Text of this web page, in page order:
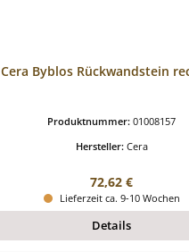
Cera Byblos Rückwandstein
Produktnummer: 01008157
Hersteller: Cera
Regulärer Preis:
72,62 €
Lieferzeit ca. 9-10 Wochen
Details